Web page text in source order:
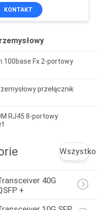
KONTAKT
100base Fx 2-portowy
przełącznik
RJ45 8-portowy
Wszystko
40G
+